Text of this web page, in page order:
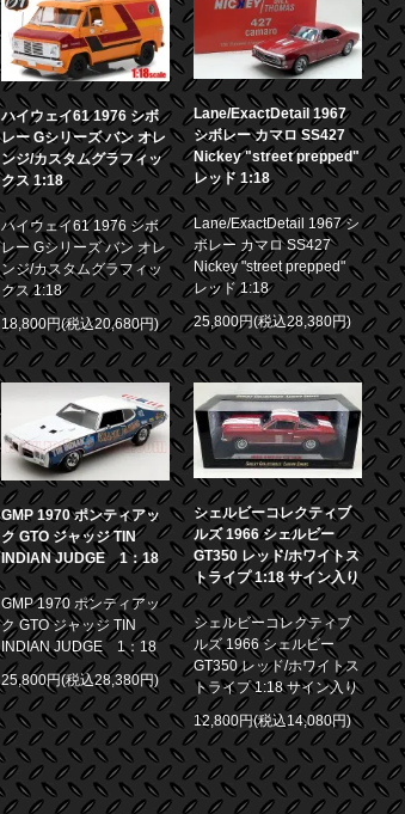
ハイウェイ61 1976 シボ
レー Gシリーズ バン オレ
ンジ/カスタムグラフィッ
クス 1:18
ハイウェイ61 1976 シボ
レー Gシリーズ バン オレ
ンジ/カスタムグラフィッ
クス 1:18
18,800円(税込20,680円)
Lane/ExactDetail 1967
シボレー カマロ SS427
Nickey "street prepped"
レッド 1:18
Lane/ExactDetail 1967 シ
ボレー カマロ SS427
Nickey "street prepped"
レッド 1:18
25,800円(税込28,380円)
GMP 1970 ポンティアッ
ク GTO ジャッジ TIN
INDIAN JUDGE 1：18
GMP 1970 ポンティアッ
ク GTO ジャッジ TIN
INDIAN JUDGE 1：18
25,800円(税込28,380円)
シェルビーコレクティブ
ルズ 1966 シェルビー
GT350 レッド/ホワイトス
トライプ 1:18 サイン入り
シェルビーコレクティブ
ルズ 1966 シェルビー
GT350 レッド/ホワイトス
トライプ 1:18 サイン入り
12,800円(税込14,080円)